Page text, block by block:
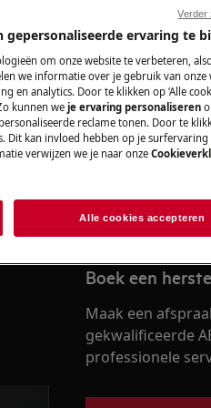
de
Vind je
Los problemen
documentatie
Boek een
Maak een
gekwalificeerde
professionele
ervaring te
om onze website te verbeteren,
we informatie over je gebruik van onze
en analytics. Door te klikken op ‘Alle
kunnen we je ervaring personaliseren
reclame tonen. Door te
Dit kan invloed hebben op je
verwijzen we je naar onze
Alle cookies accepteren
Verder